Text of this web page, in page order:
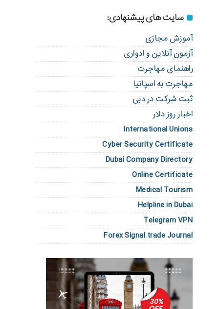
سایت های پیشنهادی:
آموزش مجازی
آزمون آنلاین و ادواری
راهنمای مهاجرت
مهاجرت به اسپانیا
ثبت شرکت در دبی
اخبار روز دلار
International Unions
Cyber Security Certificate
Dubai Company Directory
Online Certificate
Medical Tourism
Helpline in Dubai
Telegram VPN
Forex Signal trade Journal